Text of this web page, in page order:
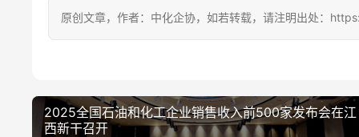
原创文章，作者：中化企协，如若转载，请注明出处：
2025全国石油和化工企业销售收入前500家发布会在江
西新干召开